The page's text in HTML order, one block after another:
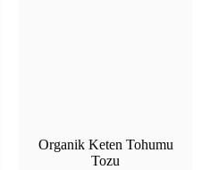
Organik Keten Tohumu
Tozu